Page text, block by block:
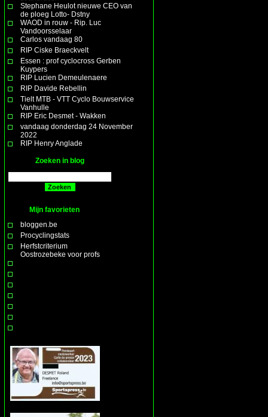
Stephane Heulot nieuwe CEO van
de ploeg Lotto- Dstny
WAOD in rouw - Rip. Luc
Vandoorsselaar
Carlos vandaag 80
RIP Ciske Braeckvelt
Essen : prof cyclocross Gerben
Kuypers
RIP Lucien Demeulenaere
RIP Davide Rebellin
Tielt MTB - VTT Cyclo Bouwservice
Vanhulle
RIP Eric Desmet - Wakken
vandaag donderdag 24 November
2022
RIP Henry Anglade
Zoeken in blog
Mijn favorieten
bloggen.be
Procyclingstats
Herfstcriterium
Oostrozebeke voor profs